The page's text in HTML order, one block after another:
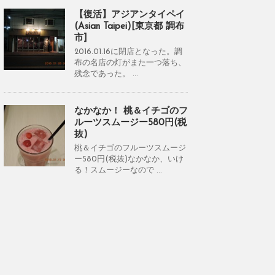
【復活】アジアンタイペイ
(Asian Taipei)[東京都 調布
市]
2016.01.16に閉店となった。調
布の名店の灯がまた一つ落ち、
残念であった。 ...
なかなか！ 桃＆イチゴのフ
ルーツスムージー580円(税
抜)
桃＆イチゴのフルーツスムージ
ー580円(税抜)なかなか、いけ
る！スムージーなので ...